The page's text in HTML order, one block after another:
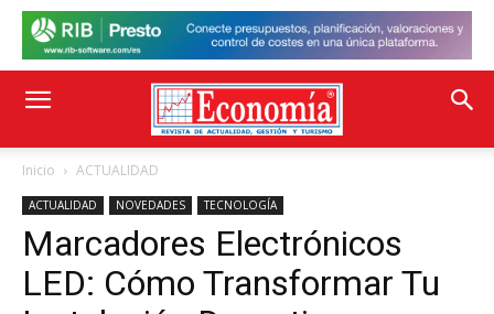
Inicio ACTUALIDAD
ACTUALIDAD NOVEDADES TECNOLOGÍA
Marcadores Electrónicos
LED: Cómo Transformar Tu